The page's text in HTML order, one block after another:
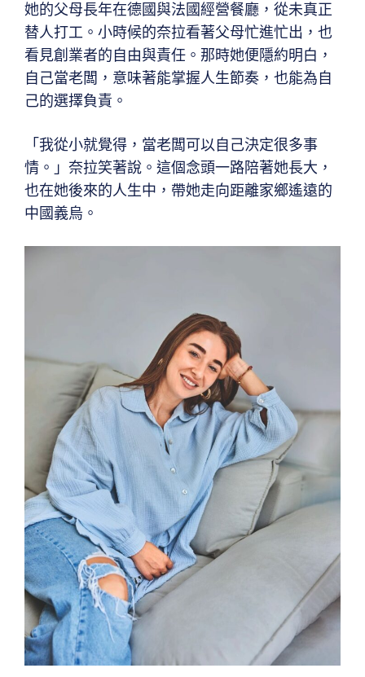
她的父母長年在德國與法國經營餐廳，從未真正
替人打工。小時候的奈拉看著父母忙進忙出，也
看見創業者的自由與責任。那時她便隱約明白，
自己當老闆，意味著能掌握人生節奏，也能為自
己的選擇負責。
「我從小就覺得，當老闆可以自己決定很多事
情。」奈拉笑著說。這個念頭一路陪著她長大，
也在她後來的人生中，帶她走向距離家鄉遙遠的
中國義烏。